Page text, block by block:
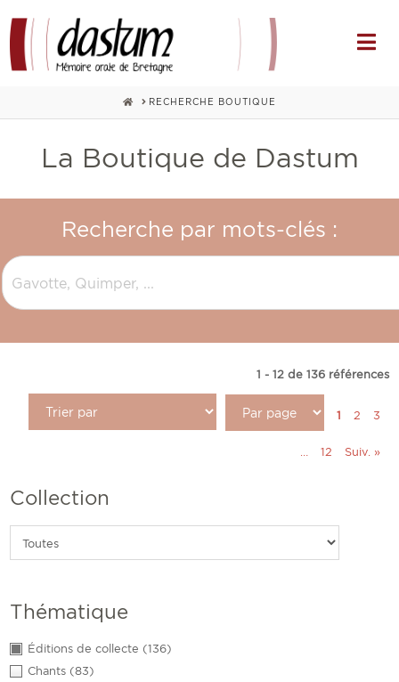
HOME
RECHERCHE BOUTIQUE
La Boutique de Dastum
Recherche par mots-clés :
1 - 12 de 136 références
1 2 3
12 Suiv. »
Collection
Thématique
Éditions de collecte (136)
Chants (83)